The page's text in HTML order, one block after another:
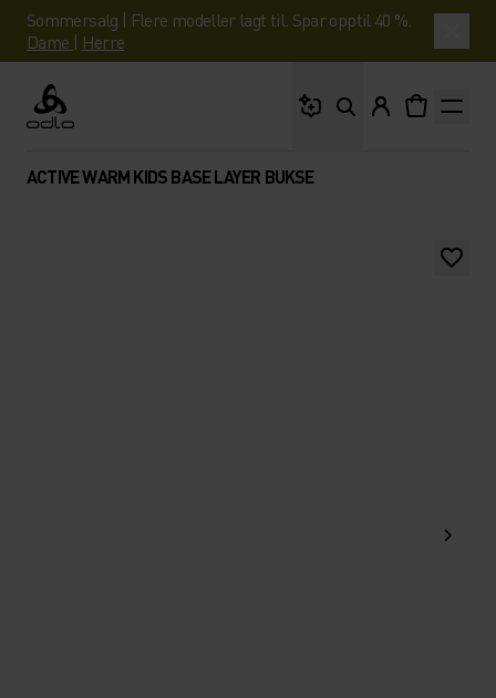
Sommersalg | Flere modeller lagt til. Spar opptil 40 %.
Dame | Herre
Odlo
ACTIVE WARM KIDS BASE LAYER BUKSE